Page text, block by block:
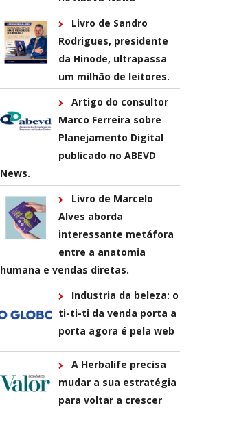
Livro de Sandro
Rodrigues, presidente
da Hinode, ultrapassa
um milhão de leitores.
Artigo do consultor
Marco Ferreira sobre
Planejamento Digital
publicado no ABEVD
News.
Livro de Marcelo
Alves aborda
interessante metáfora
entre a anatomia
humana e vendas diretas.
Industria da beleza: o
ti-ti-ti da venda porta a
porta agora é pela web
A Herbalife precisa
mudar a sua estratégia
para voltar a crescer